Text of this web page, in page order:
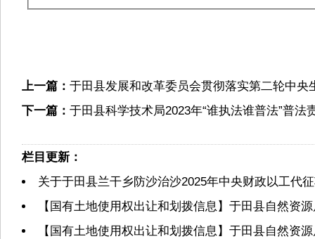
上一篇： 于田县发展和改革委员会贯彻落实第二轮中
下一篇： 于田县科学技术局2023年“谁执法谁普法”普法
栏目更新：
关于于田县兰干乡防沙治沙2025年中央财政以工代
【国有土地使用权出让和划拨信息】于田县自然资
【国有土地使用权出让和划拨信息】于田县自然资